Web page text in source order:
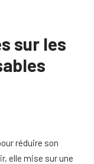
sur les
réduire son
elle mise sur une